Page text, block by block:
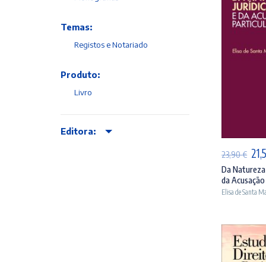
Temas:
Registos e Notariado
Produto:
Livro
Editora:
23,90€ O
Da Natureza
da
Elisa de Santa